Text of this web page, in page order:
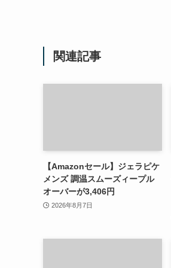
関連記事
【Amazonセール】ジェラピケ
メンズ 調温スムーズィープル
オーバーが3,406円
2026年8月7日